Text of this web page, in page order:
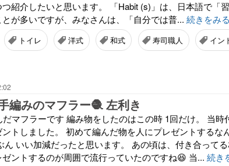
紹介したいと思います。 「Habit (s)」は、日本語で「習
が多いですが、みなさんは、「自分では普... 続きをみる
トイレ 洋式 和式 寿司職人 イン
編みのマフラー🧶 左利き
マフラーです 編み物をしたのはこの時 1回だけ。 当時
トしました。 初めて編んだ物を人にプレゼントするな
ん いい加減だったと思います。 あの頃は、付き合って
ントするのが周囲で流行っていたのですね😆 当... 続き